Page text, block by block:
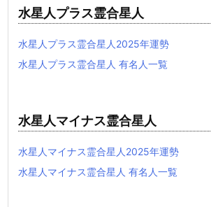
水星人プラス霊合星人
水星人プラス霊合星人2025年運勢
水星人プラス霊合星人 有名人一覧
水星人マイナス霊合星人
水星人マイナス霊合星人2025年運勢
水星人マイナス霊合星人 有名人一覧